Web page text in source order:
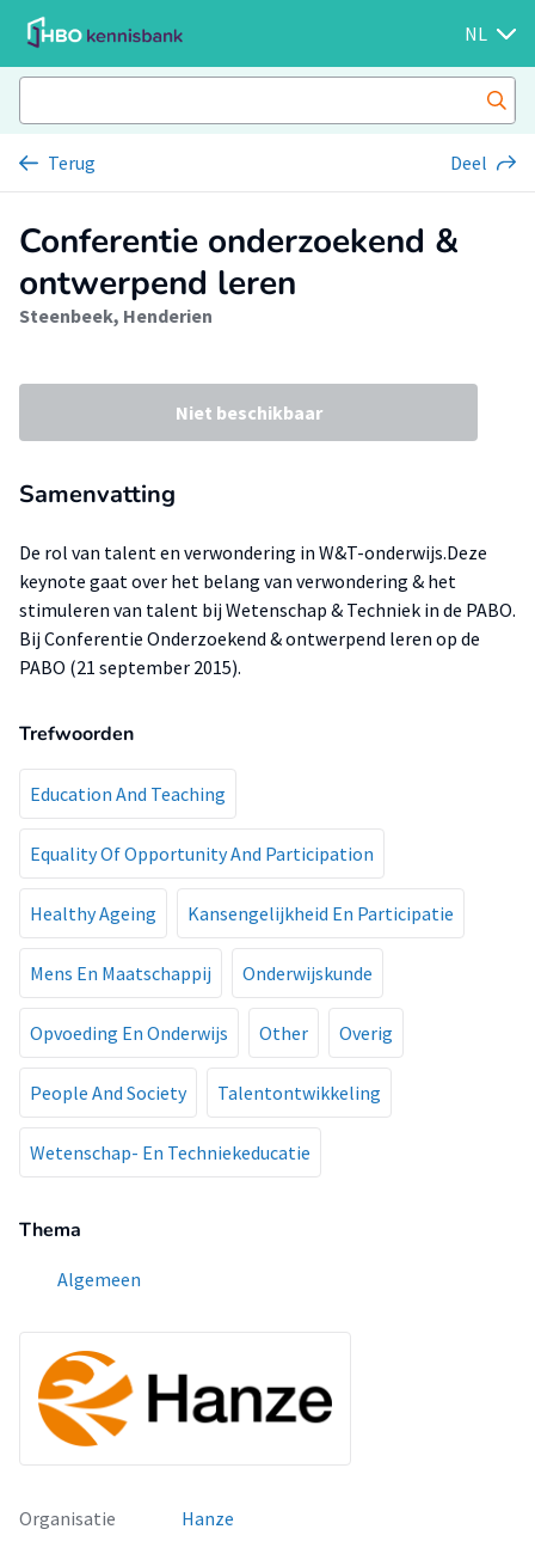
NL
Terug Deel
Conferentie onderzoekend &
ontwerpend leren
Steenbeek, Henderien
Niet beschikbaar
Samenvatting
De rol van talent en verwondering in W&T-onderwijs.Deze
keynote gaat over het belang van verwondering & het
stimuleren van talent bij Wetenschap & Techniek in de PABO.
Bij Conferentie Onderzoekend & ontwerpend leren op de
PABO (21 september 2015).
Trefwoorden
Education And Teaching
Equality Of Opportunity And Participation
Healthy Ageing Kansengelijkheid En Participatie
Mens En Maatschappij Onderwijskunde
Opvoeding En Onderwijs Other Overig
People And Society Talentontwikkeling
Wetenschap- En Techniekeducatie
Thema
Algemeen
Organisatie Hanze